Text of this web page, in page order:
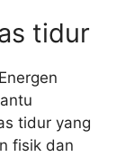
tidur
tidur yang
fisik dan